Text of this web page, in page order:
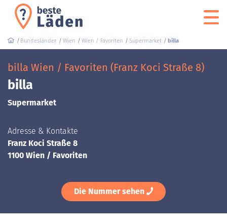
Bundesländer Wien Wien / Favoriten Supermarket billa
billa Wien / Favoriten (Franz Koci Straße 8)
billa
Supermarket
Adresse & Kontakte
Franz Koci Straße 8
1100 Wien / Favoriten
Die Nummer sehen